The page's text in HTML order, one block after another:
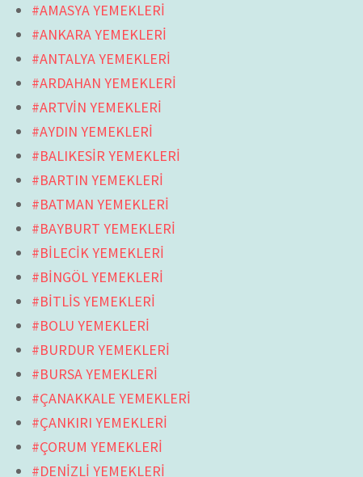
#AMASYA YEMEKLERİ
#ANKARA YEMEKLERİ
#ANTALYA YEMEKLERİ
#ARDAHAN YEMEKLERİ
#ARTVİN YEMEKLERİ
#AYDIN YEMEKLERİ
#BALIKESİR YEMEKLERİ
#BARTIN YEMEKLERİ
#BATMAN YEMEKLERİ
#BAYBURT YEMEKLERİ
#BİLECİK YEMEKLERİ
#BİNGÖL YEMEKLERİ
#BİTLİS YEMEKLERİ
#BOLU YEMEKLERİ
#BURDUR YEMEKLERİ
#BURSA YEMEKLERİ
#ÇANAKKALE YEMEKLERİ
#ÇANKIRI YEMEKLERİ
#ÇORUM YEMEKLERİ
#DENİZLİ YEMEKLERİ